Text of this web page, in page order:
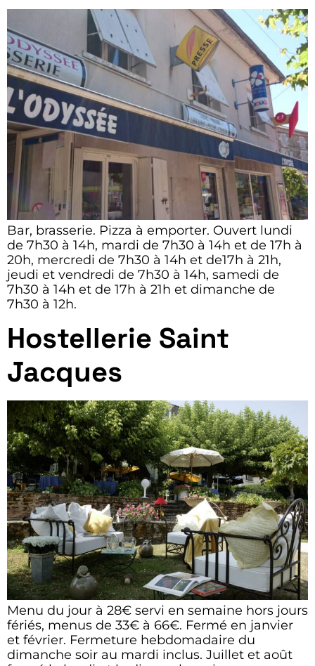
Bar, brasserie. Pizza à emporter. Ouvert lundi
de 7h30 à 14h, mardi de 7h30 à 14h et de 17h à
20h, mercredi de 7h30 à 14h et de17h à 21h,
jeudi et vendredi de 7h30 à 14h, samedi de
7h30 à 14h et de 17h à 21h et dimanche de
7h30 à 12h.
Hostellerie Saint
Jacques
Menu du jour à 28€ servi en semaine hors jours
fériés, menus de 33€ à 66€. Fermé en janvier
et février. Fermeture hebdomadaire du
dimanche soir au mardi inclus. Juillet et août